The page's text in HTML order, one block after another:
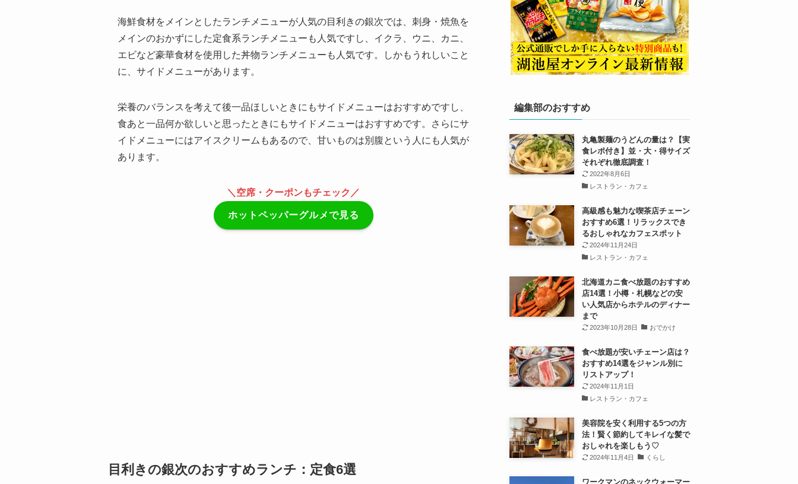
海鮮食材をメインとしたランチメニューが人気の目利きの銀次では、刺身・焼魚を
メインのおかずにした定食系ランチメニューも人気ですし、イクラ、ウニ、カニ、
エビなど豪華食材を使用した丼物ランチメニューも人気です。しかもうれしいこと
に、サイドメニューがあります。
栄養のバランスを考えて後一品ほしいときにもサイドメニューはおすすめですし、
食あと一品何か欲しいと思ったときにもサイドメニューはおすすめです。さらにサ
イドメニューにはアイスクリームもあるので、甘いものは別腹という人にも人気が
あります。
＼空席・クーポンもチェック／
ホットペッパーグルメで見る
目利きの銀次のおすすめランチ：定食6選
編集部のおすすめ
丸亀製麺のうどんの量は？【実
食レポ付き】並・大・得サイズ
それぞれ徹底調査！
2022年8月6日
レストラン・カフェ
高級感も魅力な喫茶店チェーン
おすすめ6選！リラックスでき
るおしゃれなカフェスポット
2024年11月24日
レストラン・カフェ
北海道カニ食べ放題のおすすめ
店14選！小樽・札幌などの安
い人気店からホテルのディナー
まで
2023年10月28日 おでかけ
食べ放題が安いチェーン店は？
おすすめ14選をジャンル別に
リストアップ！
2024年11月1日
レストラン・カフェ
美容院を安く利用する5つの方
法！賢く節約してキレイな髪で
おしゃれを楽しもう♡
2024年11月4日 くらし
ワークマンのネックウォーマー